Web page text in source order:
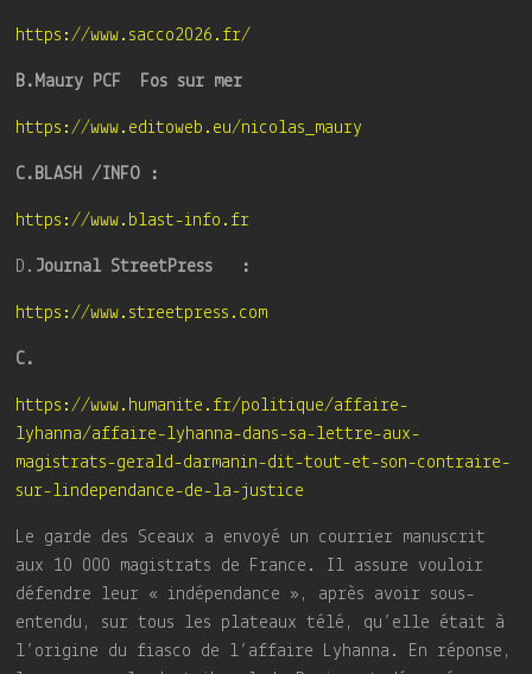
https://www.sacco2026.fr/
B.Maury PCF Fos sur mer
https://www.editoweb.eu/nicolas_maury
C.BLASH /INFO :
https://www.blast-info.fr
D. Journal StreetPress :
https://www.streetpress.com
C.
https://www.humanite.fr/politique/affaire-
lyhanna/affaire-lyhanna-dans-sa-lettre-aux-
magistrats-gerald-darmanin-dit-tout-et-son-contraire-
sur-lindependance-de-la-justice
Le garde des Sceaux a envoyé un courrier manuscrit
aux 10 000 magistrats de France. Il assure vouloir
défendre leur « indépendance », après avoir sous-
entendu, sur tous les plateaux télé, qu’elle était à
l’origine du fiasco de l’affaire Lyhanna. En réponse,